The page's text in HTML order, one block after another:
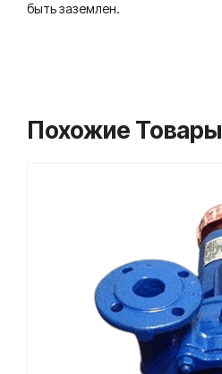
быть заземлен.
Похожие Товары